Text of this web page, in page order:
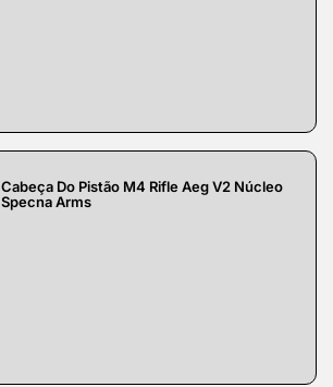
Cabeça Do Pistão M4 Rifle Aeg V2 Núcleo
Specna Arms